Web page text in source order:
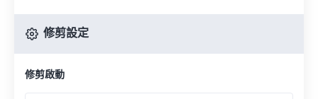
修剪設定
修剪啟動